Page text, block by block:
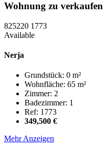
Wohnung zu verkaufen
825220 1773
Available
Nerja
Grundstück: 0 m²
Wohnfläche: 65 m²
Zimmer: 2
Badezimmer: 1
Ref: 1773
349,500 €
Mehr Anzeigen